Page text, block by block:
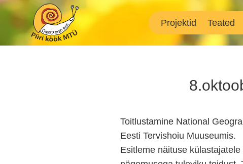
Skip
content
Projektid Teated
Toitlustamine National
Eesti Tervishoiu Muuseumis.
Esitleme näituse